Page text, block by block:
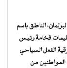
الناطق باسم
فخامة رئيس
الفعل السياحي
المواطنين من